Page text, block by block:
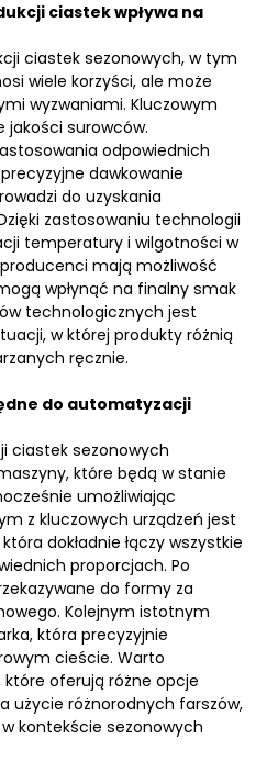
ciastek wpływa na
ciastek sezonowych, w tym
wiele korzyści, ale może
wyzwaniami. Kluczowym
surowców.
odpowiednich
dawkowanie
do uzyskania
zastosowaniu technologii
temperatury i wilgotności w
mają możliwość
wpłynąć na finalny smak
technologicznych jest
w której produkty różnią
ręcznie.
do automatyzacji
ciastek sezonowych
które będą w stanie
umożliwiając
z kluczowych urządzeń jest
dokładnie łączy wszystkie
proporcjach. Po
do formy za
Kolejnym istotnym
która precyzyjnie
cieście. Warto
oferują różne opcje
użycie różnorodnych farszów,
kontekście sezonowych